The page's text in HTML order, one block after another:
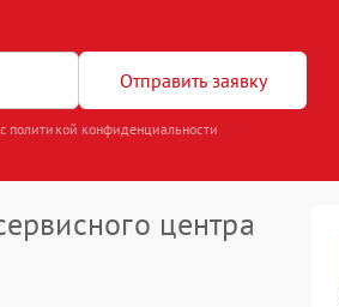
Отправить заявку
политикой конфиденциальности
центра